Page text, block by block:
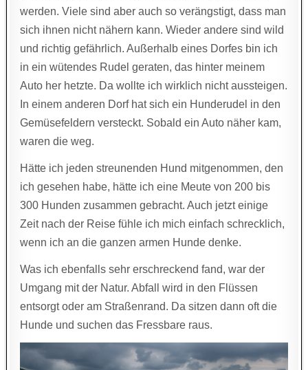
werden. Viele sind aber auch so verängstigt, dass man
sich ihnen nicht nähern kann. Wieder andere sind wild
und richtig gefährlich. Außerhalb eines Dorfes bin ich
in ein wütendes Rudel geraten, das hinter meinem
Auto her hetzte. Da wollte ich wirklich nicht aussteigen.
In einem anderen Dorf hat sich ein Hunderudel in den
Gemüsefeldern versteckt. Sobald ein Auto näher kam,
waren die weg.
Hätte ich jeden streunenden Hund mitgenommen, den
ich gesehen habe, hätte ich eine Meute von 200 bis
300 Hunden zusammen gebracht. Auch jetzt einige
Zeit nach der Reise fühle ich mich einfach schrecklich,
wenn ich an die ganzen armen Hunde denke.
Was ich ebenfalls sehr erschreckend fand, war der
Umgang mit der Natur. Abfall wird in den Flüssen
entsorgt oder am Straßenrand. Da sitzen dann oft die
Hunde und suchen das Fressbare raus.